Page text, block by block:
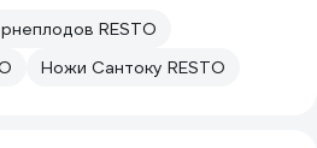
RESTO
Ножи Сантоку RESTO